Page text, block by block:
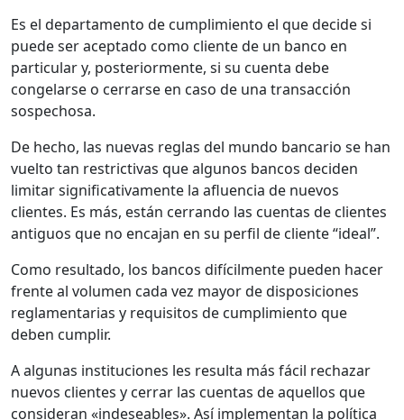
Es el departamento de cumplimiento el que decide si
puede ser aceptado como cliente de un banco en
particular y, posteriormente, si su cuenta debe
congelarse o cerrarse en caso de una transacción
sospechosa.
De hecho, las nuevas reglas del mundo bancario se han
vuelto tan restrictivas que algunos bancos deciden
limitar significativamente la afluencia de nuevos
clientes. Es más, están cerrando las cuentas de clientes
antiguos que no encajan en su perfil de cliente “ideal”.
Como resultado, los bancos difícilmente pueden hacer
frente al volumen cada vez mayor de disposiciones
reglamentarias y requisitos de cumplimiento que
deben cumplir.
A algunas instituciones les resulta más fácil rechazar
nuevos clientes y cerrar las cuentas de aquellos que
consideran «indeseables». Así implementan la política